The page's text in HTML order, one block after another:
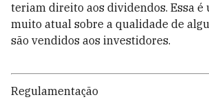
teriam direito aos dividendos. Essa é
muito atual sobre a qualidade de
são vendidos aos investidores.
Regulamentação